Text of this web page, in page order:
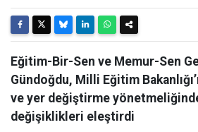
Eğitim-Bir-Sen ve Memur-Sen
Gündoğdu, Milli Eğitim
ve yer değiştirme
değişiklikleri eleştirdi